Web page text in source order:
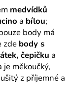
medvídků
a bílou;
body má
zde body s
čepičku a
měkoučký,
z příjemné a